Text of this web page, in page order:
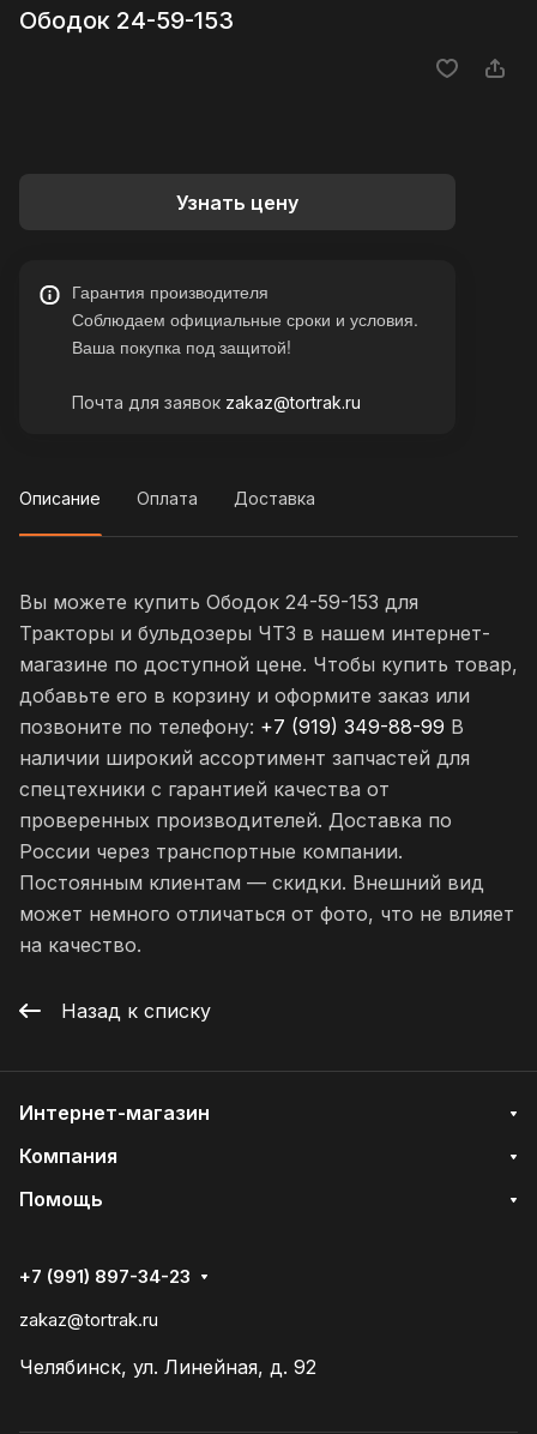
Ободок 24-59-153
Узнать цену
Гарантия производителя
Соблюдаем официальные сроки и условия.
Ваша покупка под защитой!
Почта для заявок zakaz@tortrak.ru
Описание Оплата Доставка
Вы можете купить Ободок 24-59-153 для
Тракторы и бульдозеры ЧТЗ в нашем интернет-
магазине по доступной цене. Чтобы купить товар,
добавьте его в корзину и оформите заказ или
позвоните по телефону: +7 (919) 349-88-99 В
наличии широкий ассортимент запчастей для
спецтехники с гарантией качества от
проверенных производителей. Доставка по
России через транспортные компании.
Постоянным клиентам — скидки. Внешний вид
может немного отличаться от фото, что не влияет
на качество.
Назад к списку
Интернет-магазин
Компания
Помощь
+7 (991) 897-34-23
zakaz@tortrak.ru
Челябинск, ул. Линейная, д. 92